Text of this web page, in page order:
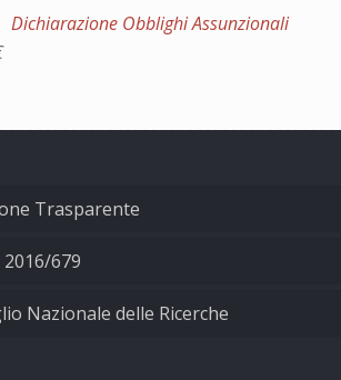
Dichiarazione Obblighi Assunzionali
Trasparente
2016/679
Nazionale delle Ricerche